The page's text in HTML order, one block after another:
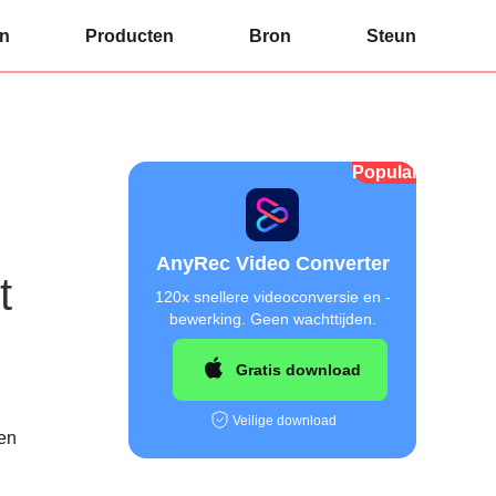
Producten Bron Steun
Populair
AnyRec Video Converter
120x snellere videoconversie en -
bewerking. Geen wachttijden.
Gratis download
Veilige download